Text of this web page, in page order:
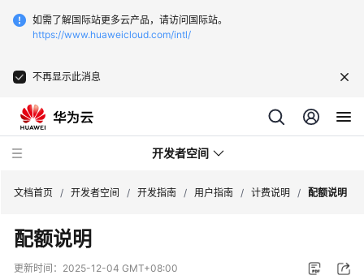
如需了解国际站更多云产品，请访问国际站。
https://www.huaweicloud.com/intl/
不再显示此消息
开发者空间
开
发
文档首页 / 开发者空间 / 开发指南 / 用户指南 / 计费说明 / 配额说明
配额说明
更新时间： 2025-12-04 GMT+08:00